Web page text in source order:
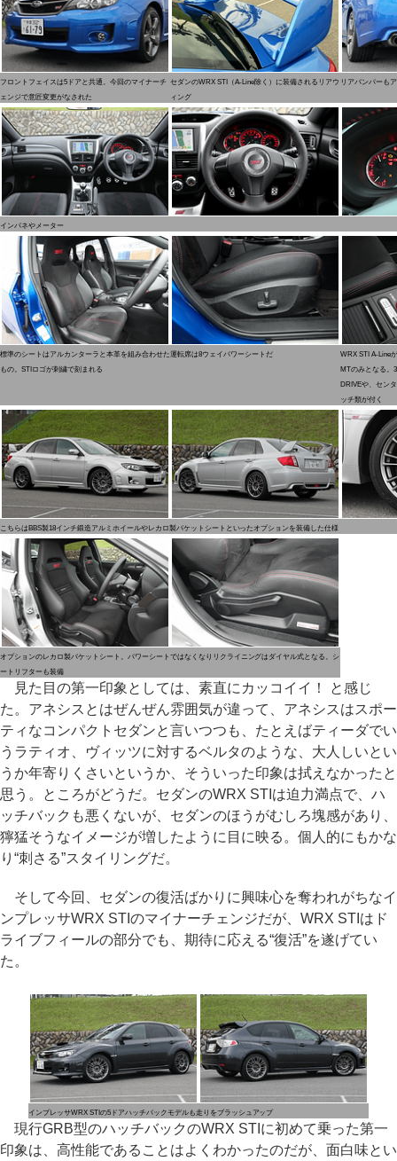
フロントフェイスは5ドアと共通。今回のマイナーチ
ェンジで意匠変更がなされた
セダンのWRX STI（A-Line除く）に装備されるリアウ
ィング
リアバンパーも
インパネやメーター
標準のシートはアルカンターラと本革を組み合わせた
もの。STIロゴが刺繍で刻まれる
運転席は8ウェイパワーシートだ
WRX STI A-Line
MTのみとなる。
DRIVEや、セン
ッチ類が付く
こちらはBBS製18インチ鍛造アルミホイールやレカロ製バケットシートといったオプションを装備した仕様
オプションのレカロ製バケットシート。パワーシートではなくなりリクライニングはダイヤル式となる。シ
ートリフターも装備
見た目の第一印象としては、素直にカッコイイ！ と感じ
た。アネシスとはぜんぜん雰囲気が違って、アネシスはスポー
ティなコンパクトセダンと言いつつも、たとえばティーダでい
うラティオ、ヴィッツに対するベルタのような、大人しいとい
うか年寄りくさいというか、そういった印象は拭えなかったと
思う。ところがどうだ。セダンのWRX STIは迫力満点で、ハ
ッチバックも悪くないが、セダンのほうがむしろ塊感があり、
獰猛そうなイメージが増したように目に映る。個人的にもかな
り“刺さる”スタイリングだ。
そして今回、セダンの復活ばかりに興味心を奪われがちなイ
ンプレッサWRX STIのマイナーチェンジだが、WRX STIはド
ライブフィールの部分でも、期待に応える“復活”を遂げてい
た。
インプレッサWRX STIの5ドアハッチバックモデルも走りをブラッシュアップ
現行GRB型のハッチバックのWRX STIに初めて乗った第一
印象は、高性能であることはよくわかったのだが、面白味とい